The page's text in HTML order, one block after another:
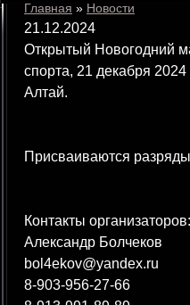
Главная » Новости
21.12.2024
Открытый Новогодний
спорта, 21 декабря
Алтай.
Присваиваются
Контакты организаторов:
Александр Болчеков
bol4ekov@yandex.ru
8-903-956-27-66